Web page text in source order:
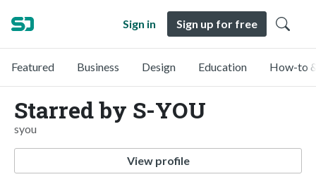
Sign in Sign up for free
Featured Business Design Education How-to
Starred by S-YOU
syou
View profile